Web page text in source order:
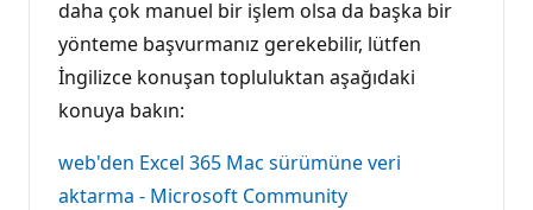
daha çok manuel bir işlem olsa da başka bir
yönteme başvurmanız gerekebilir, lütfen
İngilizce konuşan topluluktan aşağıdaki
konuya bakın:
web'den Excel 365 Mac sürümüne veri
aktarma - Microsoft Community